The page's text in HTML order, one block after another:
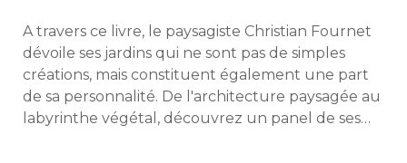
A travers ce livre, le paysagiste Christian Fournet
dévoile ses jardins qui ne sont pas de simples
créations, mais constituent également une part
de sa personnalité. De l'architecture paysagée au
labyrinthe végétal, découvrez un panel de ses